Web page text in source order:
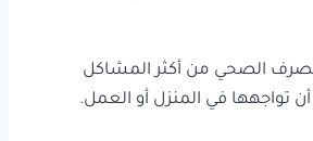
الصحي من أكثر المشاكل
تواجهها في المنزل أو العمل.